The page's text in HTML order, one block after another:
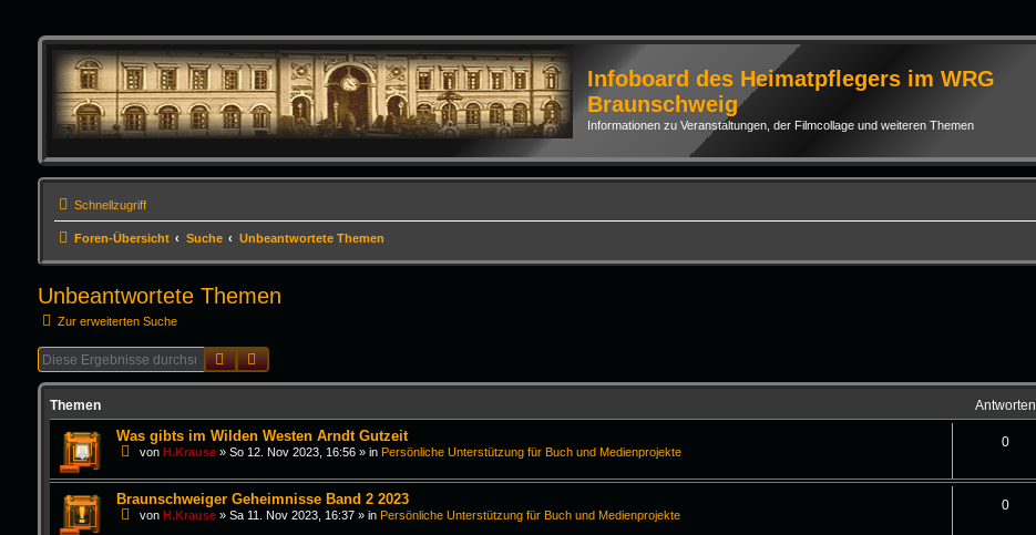
Infoboard des Heimatpflegers im WRG
Braunschweig
Informationen zu Veranstaltungen, der Filmcollage und weiteren Themen
Schnellzugriff
Foren-Übersicht Suche Unbeantwortete Themen
Unbeantwortete Themen
Zur erweiterten Suche
SucheErweiterte Suche
Themen Antworten
Was gibts im Wilden Westen Arndt Gutzeit
von H.Krause» So 12. Nov 2023, 16:56» in Persönliche Unterstützung für Buch und Medienprojekte
0
Braunschweiger Geheimnisse Band 2 2023
von H.Krause» Sa 11. Nov 2023, 16:37» in Persönliche Unterstützung für Buch und Medienprojekte
0